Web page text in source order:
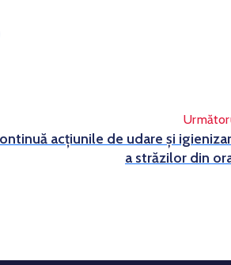
acțiunile de udare și
a străzilor din